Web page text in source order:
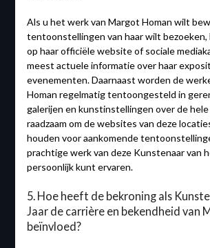
Als u het werk van Margot Homan wilt
tentoonstellingen van haar wilt
op haar officiële website of sociale
meest actuele informatie over haar
evenementen. Daarnaast worden de
Homan regelmatig tentoongesteld in
galerijen en kunstinstellingen over de
raadzaam om de websites van deze
houden voor aankomende
prachtige werk van deze Kunstenaar van
persoonlijk kunt ervaren.
5. Hoe heeft de bekroning als
Jaar de carrière en bekendheid van
beïnvloed?